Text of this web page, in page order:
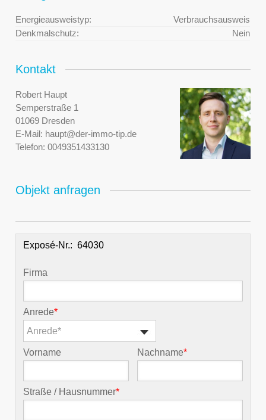
Energieausweistyp:
Verbrauchsausweis
Denkmalschutz:
Nein
Kontakt
Robert Haupt
Semperstraße 1
01069 Dresden
E-Mail: haupt@der-immo-tip.de
Telefon: 0049351433130
Objekt anfragen
Exposé-Nr.:
Firma
Anrede*
Anrede*
Vorname Nachname*
Straße / Hausnummer*